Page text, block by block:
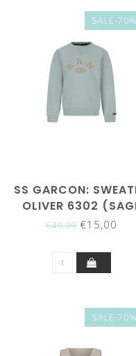
SALE-70%
SS GARCON:
OLIVER 6302
GREEN)
€49,99€15,00
SALE-70%